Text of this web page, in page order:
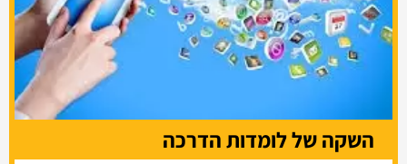
השקה של לומדות הדרכה